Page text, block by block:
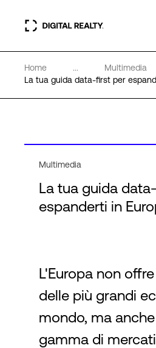
Data center
Competenze e Risorse
Language
Accesso
Home ...
Multimedia
La tua guida data-first per
Multimedia
La tua guida
espanderti in
L'Europa non
delle più grandi
mondo, ma
gamma di